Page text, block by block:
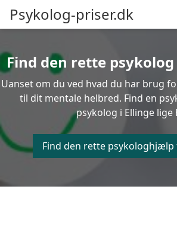
Psykolog-priser.dk
Find den rette
Uanset om du ved hvad du har brug
til dit mentale helbred. Find en
psykolog i Ellinge lige
Find den rette